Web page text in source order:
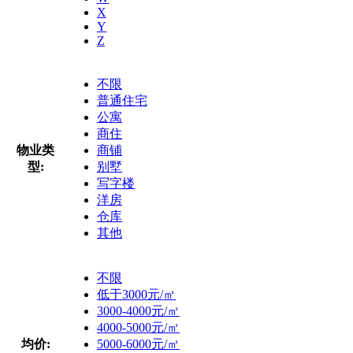
X
Y
Z
物业类
型:
不限
普通住宅
公寓
商住
商铺
别墅
写字楼
洋房
仓库
其他
均价:
不限
低于3000元/㎡
3000-4000元/㎡
4000-5000元/㎡
5000-6000元/㎡